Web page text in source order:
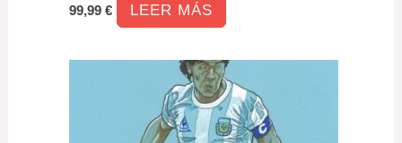
99,99€ LEER MÁS